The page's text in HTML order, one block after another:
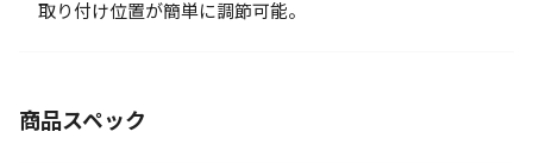
取り付け位置が簡単に調節可能。
商品スペック